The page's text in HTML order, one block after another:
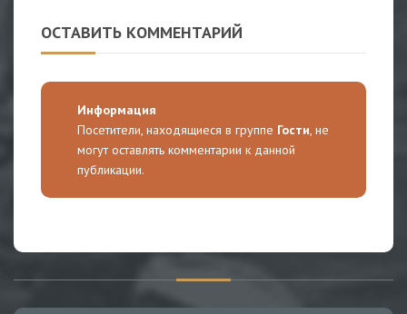
ОСТАВИТЬ КОММЕНТАРИЙ
Информация
Посетители, находящиеся в группе Гости, не
могут оставлять комментарии к данной
публикации.